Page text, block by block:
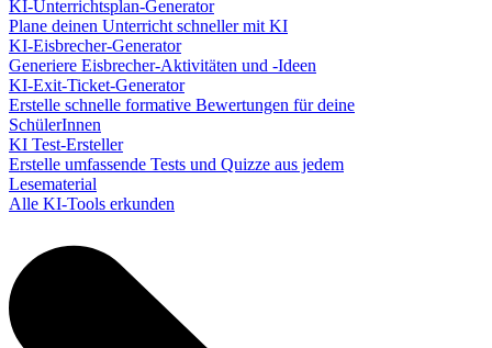
KI-Unterrichtsplan-Generator
Plane deinen Unterricht schneller mit KI
KI-Eisbrecher-Generator
Generiere Eisbrecher-Aktivitäten und -Ideen
KI-Exit-Ticket-Generator
Erstelle schnelle formative Bewertungen für deine
SchülerInnen
KI Test-Ersteller
Erstelle umfassende Tests und Quizze aus jedem
Lesematerial
Alle KI-Tools erkunden